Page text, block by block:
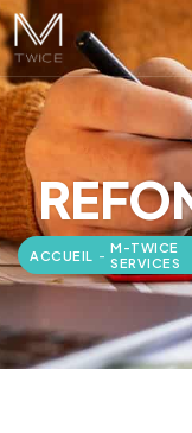
ACCUEIL - M-TWICE
SERVICES